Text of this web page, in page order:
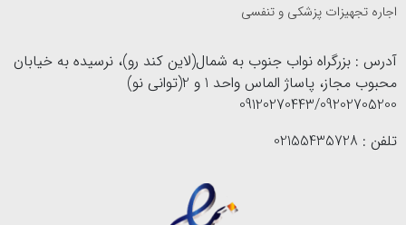
اجاره تجهیزات پزشکی و تنفسی
آدرس : بزرگراه نواب جنوب به شمال(لاین کند رو)، نرسیده به خیابان
محبوب مجاز، پاساژ الماس واحد 1 و 2(توانی نو)
09120270443/09202705200
تلفن : 02155435728